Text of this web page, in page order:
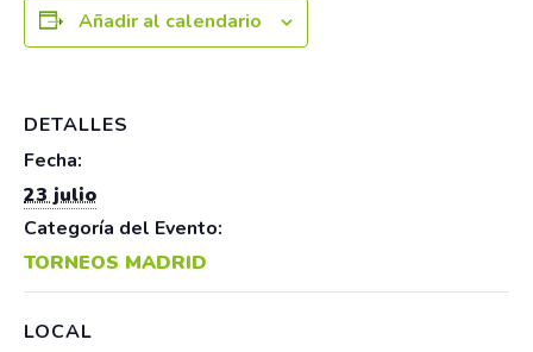
Añadir al calendario
DETALLES
Fecha:
23 julio
Categoría del Evento:
TORNEOS MADRID
LOCAL